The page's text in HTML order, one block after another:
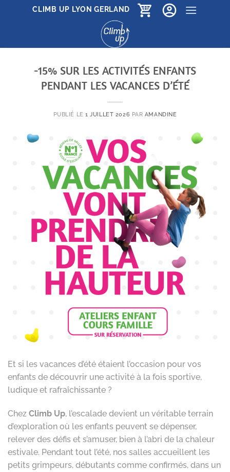
CLIMB UP LYON GERLAND
-15% SUR LES ACTIVITÉS ENFANTS
PENDANT LES VACANCES D’ÉTÉ
PUBLIÉ LE1 JUILLET 2026 PAR AMANDINE
Et si les vacances d’été étaient l’occasion pour vos
enfants de découvrir une activité à la fois sportive,
ludique et rafraîchissante ?
Chez Climb Up, l’escalade devient un véritable terrain
d’exploration où les enfants peuvent se dépenser,
relever des défis et s’amuser, bien à l’abri de la chaleur
estivale. Pendant tout l’été, nos salles accueillent les
petits grimpeurs, débutants comme confirmés, dans un